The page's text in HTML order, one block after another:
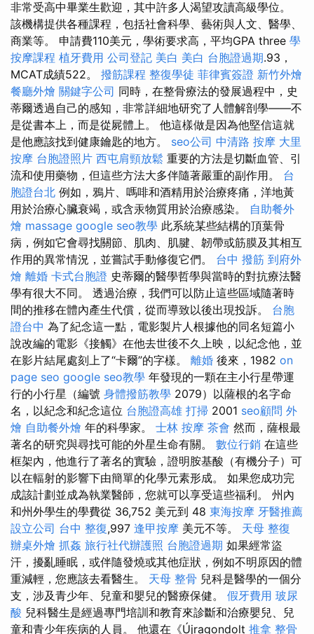
非常受高中畢業生歡迎，其中許多人渴望攻讀高級學位。
該機構提供各種課程，包括社會科學、藝術與人文、醫學、
商業等。 申請費110美元，學術要求高，平均GPA three 學
按摩課程 植牙費用 公司登記 美白 美白 台胞證過期.93，
MCAT成績522。 撥筋課程 整復學徒 菲律賓簽證 新竹外燴
餐廳外燴 關鍵字公司 同時，在整骨療法的發展過程中，史
蒂爾透過自己的感知，非常詳細地研究了人體解剖學——不
是從書本上，而是從屍體上。 他這樣做是因為他堅信這就
是他應該找到健康鑰匙的地方。 seo公司 中清路 按摩 大里
按摩 台胞證照片 西屯肩頸放鬆 重要的方法是切斷血管、引
流和使用藥物，但這些方法大多伴隨著嚴重的副作用。 台
胞證台北 例如，鴉片、嗎啡和酒精用於治療疼痛，洋地黃
用於治療心臟衰竭，或含汞物質用於治療感染。 自助餐外
燴 massage google seo教學 此系統某些結構的頂葉骨
病，例如它會尋找關節、肌肉、肌腱、韌帶或筋膜及其相互
作用的異常情況，並嘗試手動修復它們。 台中 撥筋 到府外
燴 離婚 卡式台胞證 史蒂爾的醫學哲學與當時的對抗療法醫
學有很大不同。 透過治療，我們可以防止這些區域隨著時
間的推移在體內產生代償，從而導致以後出現投訴。 台胞
證台中 為了紀念這一點，電影製片人根據他的同名短篇小
說改編的電影《接觸》在他去世後不久上映，以紀念他，並
在影片結尾處刻上了“卡爾”的字樣。 離婚 後來，1982 on
page seo google seo教學 年發現的一顆在主小行星帶運
行的小行星（編號 身體撥筋教學 2079）以薩根的名字命
名，以紀念和紀念這位 台胞證高雄 打掃 2001 seo顧問 外
燴 自助餐外燴 年的科學家。 士林 按摩 茶會 然而，薩根最
著名的研究與尋找可能的外星生命有關。 數位行銷 在這些
框架內，他進行了著名的實驗，證明胺基酸（有機分子）可
以在輻射的影響下由簡單的化學元素形成。 如果您成功完
成該計劃並成為執業醫師，您就可以享受這些福利。 州內
和州外學生的學費從 36,752 美元到 48 東海按摩 牙醫推薦
設立公司 台中 整復,997 逢甲按摩 美元不等。 天母 整復
辦桌外燴 抓姦 旅行社代辦護照 台胞證過期 如果經常盜
汗，擾亂睡眠，或伴隨發燒或其他症狀，例如不明原因的體
重減輕，您應該去看醫生。 天母 整骨 兒科是醫學的一個分
支，涉及青少年、兒童和嬰兒的醫療保健。 假牙費用 玻尿
酸 兒科醫生是經過專門培訓和教育來診斷和治療嬰兒、兒
童和青少年疾病的人員。 他還在《Újragondolt 推拿 整骨